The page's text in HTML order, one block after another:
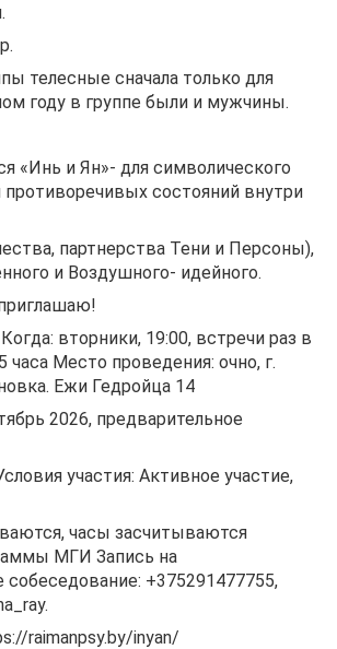
телесные сначала только для
году в группе были и мужчины.
«Инь и Ян»- для символического
состояний внутри
партнерства Тени и Персоны),
и Воздушного- идейного.
вторники, 19:00, встречи раз в
часа Место проведения: очно, г.
Ежи Гедройца 14
2026, предварительное
участия: Активное участие,
часы засчитываются
МГИ Запись на
собеседование: +375291477755,
raimanpsy.by/inyan/